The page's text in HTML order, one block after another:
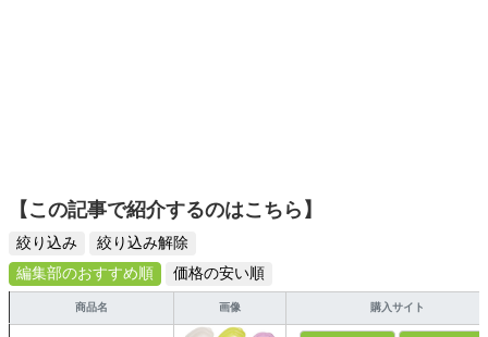
【この記事で紹介するのはこちら】
絞り込み
絞り込み解除
編集部のおすすめ順
価格の安い順
商品名 画像 購入サイト